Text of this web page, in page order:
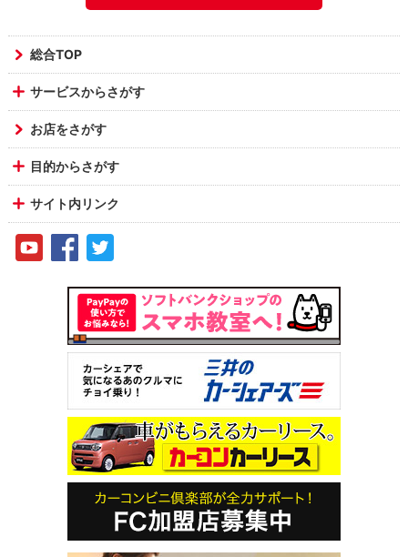
総合TOP
サービスからさがす
お店をさがす
目的からさがす
サイト内リンク